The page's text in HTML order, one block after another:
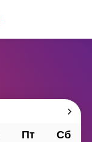
Пт
Сб